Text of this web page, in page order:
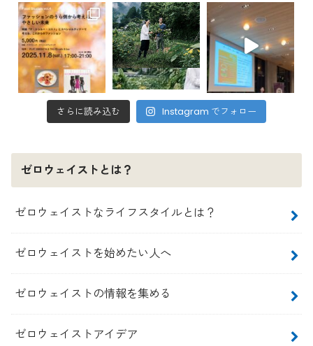
さらに読み込む Instagram でフォロー
ゼロウェイストとは？
ゼロウェイストなライフスタイルとは？
ゼロウェイストを始めたい人へ
ゼロウェイストの情報を集める
ゼロウェイストアイデア